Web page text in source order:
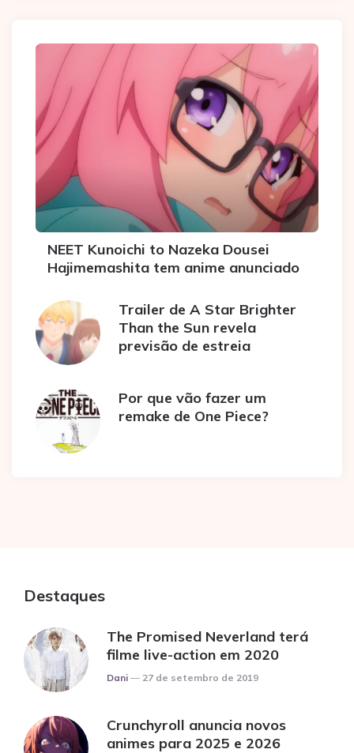
NEET Kunoichi to Nazeka Dousei
Hajimemashita tem anime anunciado
Trailer de A Star Brighter
Than the Sun revela
previsão de estreia
Por que vão fazer um
remake de One Piece?
Destaques
The Promised Neverland terá
filme live-action em 2020
Posted
Dani 27 de setembro de 2019
Crunchyroll anuncia novos
animes para 2025 e 2026